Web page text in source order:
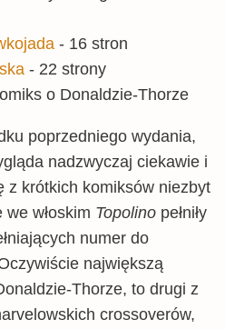
- 16 stron
- 22 strony
o Donaldzie-Thorze
poprzedniego wydania,
nadzwyczaj ciekawie i
z krótkich komiksów niezbyt
włoskim Topolino pełniły
numer do
największą
Thorze, to drugi z
crossoverów,